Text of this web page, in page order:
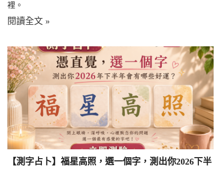
裡。
閱讀全文 »
【測字占卜】福星高照，選一個字，測出你2026下半